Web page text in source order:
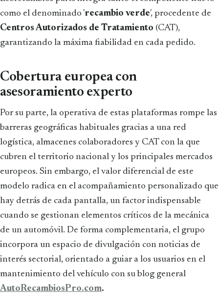
como el denominado 'recambio verde', procedente de
Centros Autorizados de Tratamiento (CAT),
garantizando la máxima fiabilidad en cada pedido.
Cobertura europea con
asesoramiento experto
Por su parte, la operativa de estas plataformas rompe las
barreras geográficas habituales gracias a una red
logística, almacenes colaboradores y CAT con la que
cubren el territorio nacional y los principales mercados
europeos. Sin embargo, el valor diferencial de este
modelo radica en el acompañamiento personalizado que
hay detrás de cada pantalla, un factor indispensable
cuando se gestionan elementos críticos de la mecánica
de un automóvil. De forma complementaria, el grupo
incorpora un espacio de divulgación con noticias de
interés sectorial, orientado a guiar a los usuarios en el
mantenimiento del vehículo con su blog general
AutoRecambiosPro.com.